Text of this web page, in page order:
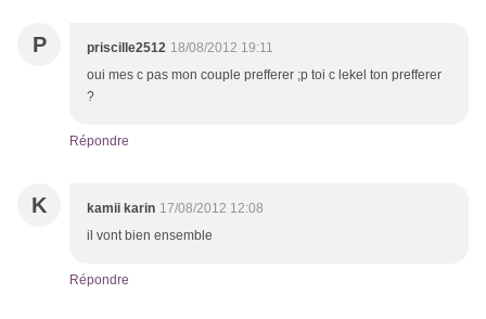
P priscille2512 18/08/2012 19:11
oui mes c pas mon couple prefferer ;p toi c lekel ton prefferer
?
Répondre
K kamii karin 17/08/2012 12:08
il vont bien ensemble
Répondre